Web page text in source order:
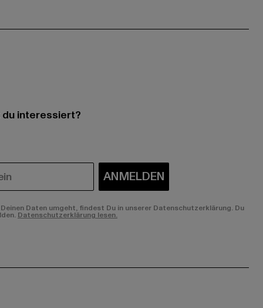
interessiert?
ANMELDEN
Daten umgeht, findest Du in unserer Datenschutzerklärung. Du
Datenschutzerklärung lesen.